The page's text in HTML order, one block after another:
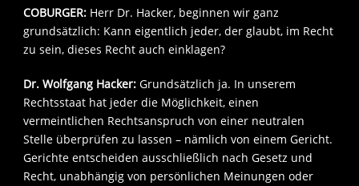
COBURGER: Herr Dr. Hacker, beginnen wir ganz
grundsätzlich: Kann eigentlich jeder, der glaubt, im Recht
zu sein, dieses Recht auch einklagen?
Dr. Wolfgang Hacker: Grundsätzlich ja. In unserem
Rechtsstaat hat jeder die Möglichkeit, einen
vermeintlichen Rechtsanspruch von einer neutralen
Stelle überprüfen zu lassen – nämlich von einem Gericht.
Gerichte entscheiden ausschließlich nach Gesetz und
Recht, unabhängig von persönlichen Meinungen oder